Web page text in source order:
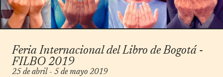
Feria Internacional del Libro de Bogotá -
FILBO 2019
25 de abril - 5 de mayo 2019